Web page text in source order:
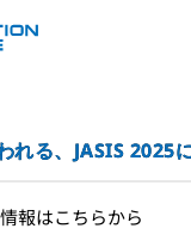
れる、JASIS 2025
報はこちらから